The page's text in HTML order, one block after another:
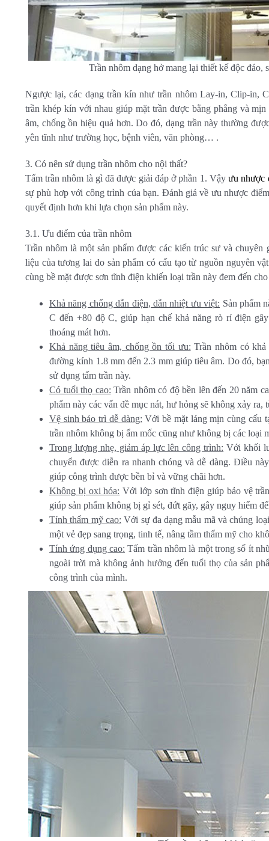
Trần nhôm dạng hở mang lại thiết kế độc đáo,
Ngược lại, các dạng trần kín như trần nhôm Lay-in, Clip-in,
trần khép kín với nhau giúp mặt trần được bằng phẳng và
âm, chống ồn hiệu quả hơn. Do đó, dạng trần này thường
yên tĩnh như trường học, bệnh viên, văn phòng… .
3. Có nên sử dụng trần nhôm cho nội thất?
Tấm trần nhôm là gì đã được giải đáp ở phần 1. Vậyưu nhược
sự phù hơp với công trình của bạn. Đánh giá về ưu nhược
quyết định hơn khi lựa chọn sản phẩm này.
3.1. Ưu điểm của trần nhôm
Trần nhôm là một sản phẩm được các kiến trúc sư và
liệu của tương lai do sản phẩm có cấu tạo từ nguồn nguyên
cùng bề mặt được sơn tĩnh điện khiến loại trần này đem đến
Khả năng chống dẫn điện, dẫn nhiệt ưu việt: Sản phẩm
C đến +80 độ C, giúp hạn chế khả năng rò rỉ điện
thoáng mát hơn.
Khả năng tiêu âm, chống ồn tối ưu: Trần nhôm có
đường kính 1.8 mm đến 2.3 mm giúp tiêu âm. Do đó,
sử dụng tấm trần này.
Có tuổi thọ cao: Trần nhôm có độ bền lên đến 20 năm
phẩm này các vấn đề mục nát, hư hỏng sẽ không xảy
Vệ sinh bảo trì dễ dàng: Với bề mặt láng mịn cùng cấu
trần nhôm không bị ẩm mốc cũng như không bị các loại
Trong lượng nhẹ, giảm áp lực lên công trình: Với khối
chuyển được diễn ra nhanh chóng và dễ dàng. Điều
giúp công trình được bền bỉ và vững chãi hơn.
Không bị oxi hóa: Với lớp sơn tĩnh điện giúp bảo vệ
giúp sản phẩm không bị gỉ sét, đứt gãy, gây nguy hiểm
Tính thẩm mỹ cao: Với sự đa dạng mẫu mã và chủng
một vẻ đẹp sang trọng, tinh tế, nâng tầm thẩm mỹ cho
Tính ứng dụng cao: Tấm trần nhôm là một trong số ít
ngoài trời mà không ảnh hưởng đến tuổi thọ của sản
công trình của mình.